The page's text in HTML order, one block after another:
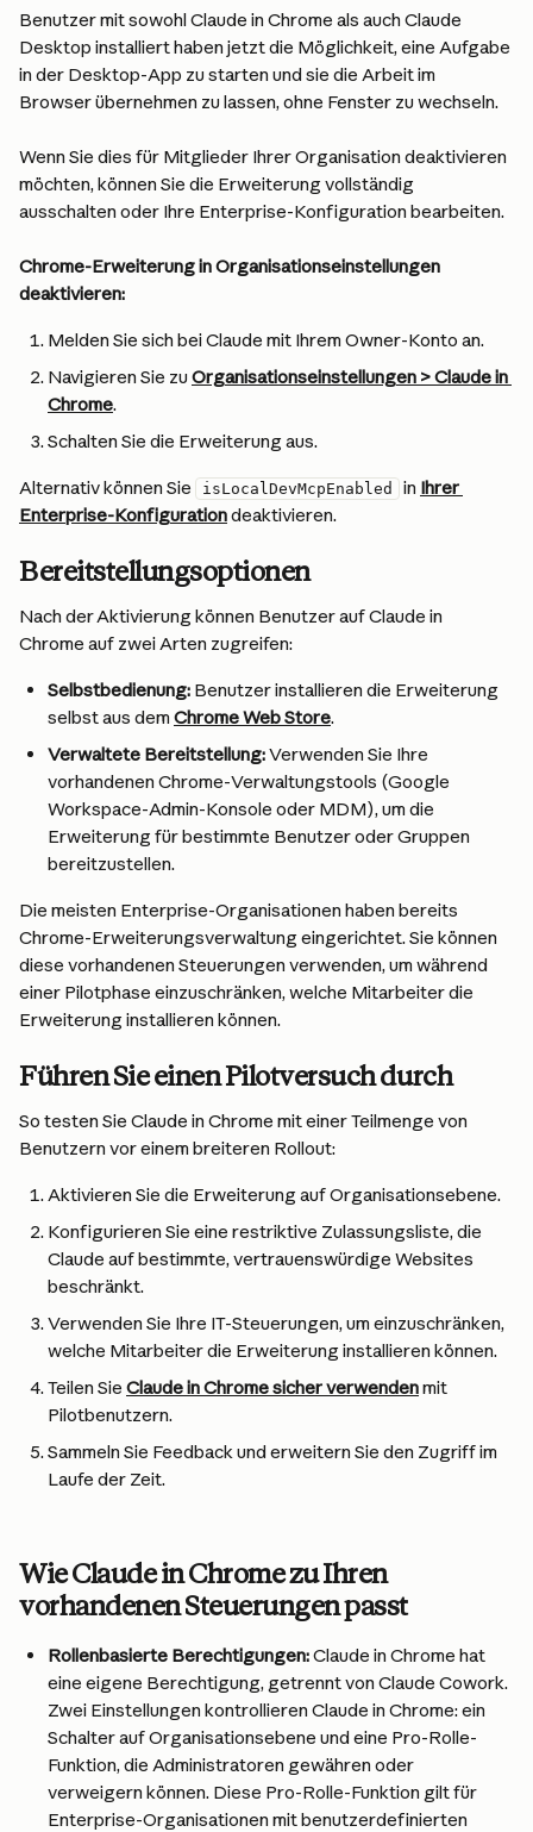
Benutzer mit sowohl Claude in Chrome als auch Claude
Desktop installiert haben jetzt die Möglichkeit, eine Aufgabe
in der Desktop-App zu starten und sie die Arbeit im
Browser übernehmen zu lassen, ohne Fenster zu wechseln.
Wenn Sie dies für Mitglieder Ihrer Organisation deaktivieren
möchten, können Sie die Erweiterung vollständig
ausschalten oder Ihre Enterprise-Konfiguration bearbeiten.
Chrome-Erweiterung in Organisationseinstellungen
deaktivieren:
Melden Sie sich bei Claude mit Ihrem Owner-Konto an.
Navigieren Sie zu Organisationseinstellungen > Claude in
Chrome.
Schalten Sie die Erweiterung aus.
Alternativ können Sie isLocalDevMcpEnabled in Ihrer
Enterprise-Konfiguration deaktivieren.
Bereitstellungsoptionen
Nach der Aktivierung können Benutzer auf Claude in
Chrome auf zwei Arten zugreifen:
Selbstbedienung: Benutzer installieren die Erweiterung
selbst aus dem Chrome Web Store.
Verwaltete Bereitstellung: Verwenden Sie Ihre
vorhandenen Chrome-Verwaltungstools (Google
Workspace-Admin-Konsole oder MDM), um die
Erweiterung für bestimmte Benutzer oder Gruppen
bereitzustellen.
Die meisten Enterprise-Organisationen haben bereits
Chrome-Erweiterungsverwaltung eingerichtet. Sie können
diese vorhandenen Steuerungen verwenden, um während
einer Pilotphase einzuschränken, welche Mitarbeiter die
Erweiterung installieren können.
Führen Sie einen Pilotversuch durch
So testen Sie Claude in Chrome mit einer Teilmenge von
Benutzern vor einem breiteren Rollout:
Aktivieren Sie die Erweiterung auf Organisationsebene.
Konfigurieren Sie eine restriktive Zulassungsliste, die
Claude auf bestimmte, vertrauenswürdige Websites
beschränkt.
Verwenden Sie Ihre IT-Steuerungen, um einzuschränken,
welche Mitarbeiter die Erweiterung installieren können.
Teilen Sie Claude in Chrome sicher verwenden mit
Pilotbenutzern.
Sammeln Sie Feedback und erweitern Sie den Zugriff im
Laufe der Zeit.
Wie Claude in Chrome zu Ihren
vorhandenen Steuerungen passt
Rollenbasierte Berechtigungen: Claude in Chrome hat
eine eigene Berechtigung, getrennt von Claude Cowork.
Zwei Einstellungen kontrollieren Claude in Chrome: ein
Schalter auf Organisationsebene und eine Pro-Rolle-
Funktion, die Administratoren gewähren oder
verweigern können. Diese Pro-Rolle-Funktion gilt für
Enterprise-Organisationen mit benutzerdefinierten